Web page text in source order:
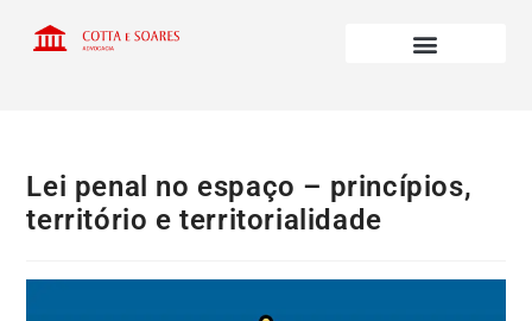
Lei penal no espaço – princípios,
território e territorialidade